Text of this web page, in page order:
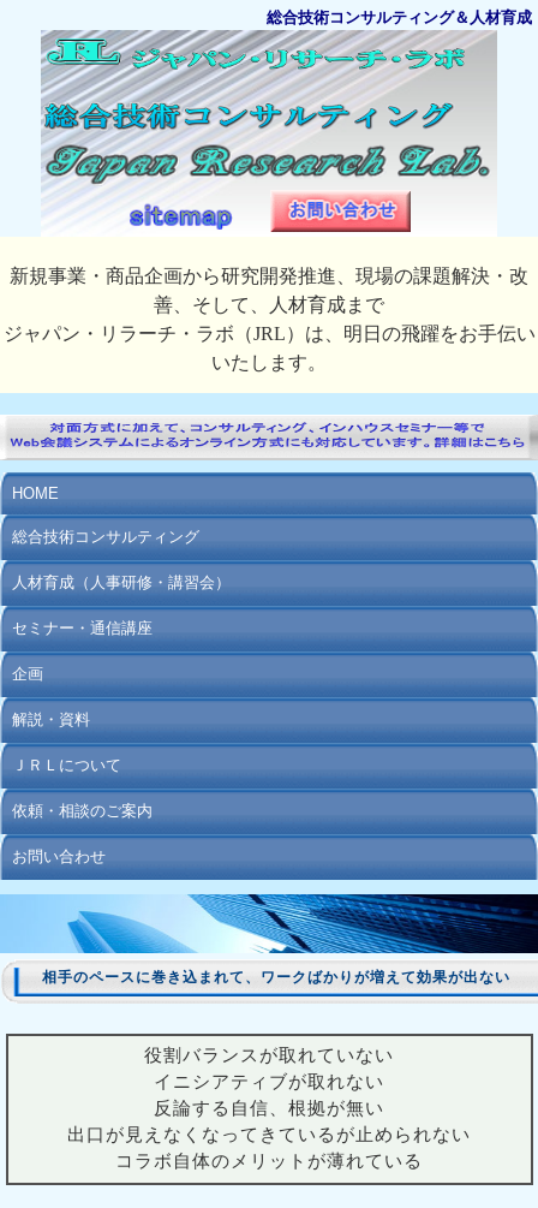
総合技術コンサルティング＆人材育成
新規事業・商品企画から研究開発推進、現場の課題解決・改
善、そして、人材育成まで
ジャパン・リラーチ・ラボ（JRL）は、明日の飛躍をお手伝い
いたします。
HOME
総合技術コンサルティング
人材育成（人事研修・講習会）
セミナー・通信講座
企画
解説・資料
ＪＲＬについて
依頼・相談のご案内
お問い合わせ
相手のペースに巻き込まれて、ワークばかりが増えて効果が出ない
役割バランスが取れていない
イニシアティブが取れない
反論する自信、根拠が無い
出口が見えなくなってきているが止められない
コラボ自体のメリットが薄れている